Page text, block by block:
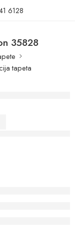
6128
35828
tapeta